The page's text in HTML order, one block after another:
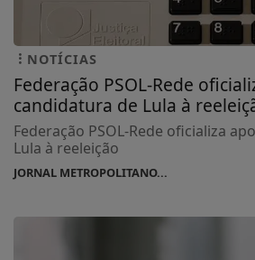
NOTÍCIAS
Federação PSOL-Rede
candidatura de Lula à
Federação PSOL-Rede oficializa
Lula à reeleição
JORNAL METROPOLITANO...